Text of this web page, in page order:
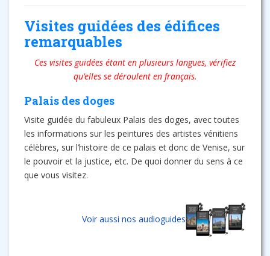
Visites guidées des édifices
remarquables
Ces visites guidées étant en plusieurs langues, vérifiez
qu’elles se déroulent en français.
Palais des doges
Visite guidée du fabuleux Palais des doges, avec toutes
les informations sur les peintures des artistes vénitiens
célèbres, sur l’histoire de ce palais et donc de Venise, sur
le pouvoir et la justice, etc. De quoi donner du sens à ce
que vous visitez.
Voir aussi nos audioguides